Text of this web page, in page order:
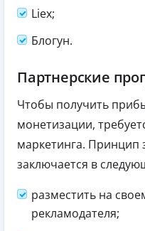
Liex;
Блогун.
Партнерские
Чтобы получить
монетизации,
маркетинга. Принцип
заключается в
разместить на
рекламодателя;